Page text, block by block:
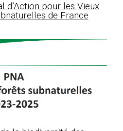
d’Action pour les Vieux
de France